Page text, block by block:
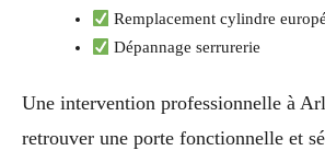
Remplacement cylindre
Dépannage serrurerie
Une intervention professionnelle à
retrouver une porte fonctionnelle et